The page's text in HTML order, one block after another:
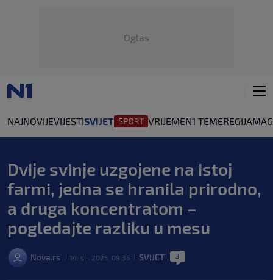
Oglas
NAJNOVIJEVIJESTISVIJET VRIJEMEN1 TEMEREGIJA
Dvije svinje uzgojene na istoj
farmi, jedna se hranila prirodno,
a druga koncentratom –
pogledajte razliku u mesu
Nova.rs 14. sij. 2025. 09:35 SVIJET 3